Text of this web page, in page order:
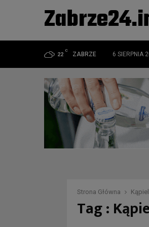
22
C
ZABRZE 6 SIERPNIA
Strona Główna
Tag :